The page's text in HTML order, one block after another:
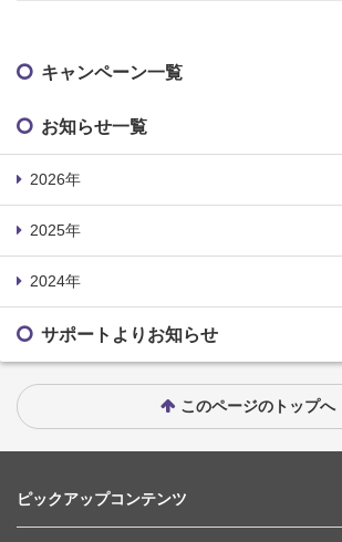
キャンペーン一覧
お知らせ一覧
2026年
2025年
2024年
サポートよりお知らせ
このページのトップへ
ピックアップコンテンツ